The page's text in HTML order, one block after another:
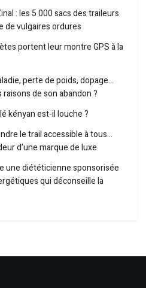
: les 5 000 sacs des traileurs
de vulgaires ordures
portent leur montre GPS à la
perte de poids, dopage…
de son abandon ?
kényan est-il louche ?
le trail accessible à tous…
d’une marque de luxe
une diététicienne sponsorisée
qui déconseille la